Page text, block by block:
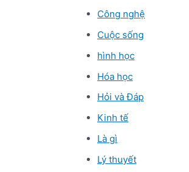
Công nghệ
Cuộc sống
hình học
Hóa học
Hỏi và Đáp
Kinh tế
Là gì
Lý thuyết